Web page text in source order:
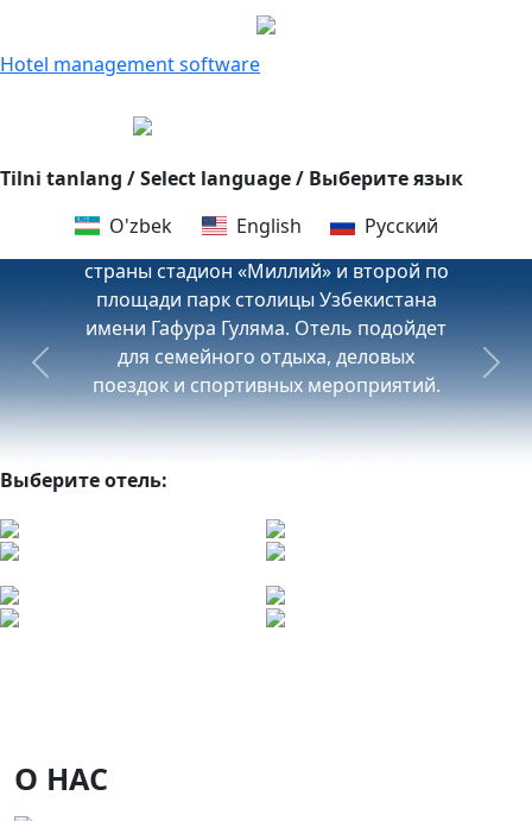
Hotel management software
Tilni tanlang / Select language / Выберите язык
O'zbek
English Русский
ROHAT CHILONZOR
Чиланзарской, одной из самых
района Ташкента. Самыми
узнаваемыми локациями вокруг отеля
являются главная футбольная арена
страны стадион «Миллий» и второй по
площади парк столицы Узбекистана
имени Гафура Гуляма. Отель подойдет
для семейного отдыха, деловых
поездок и спортивных мероприятий.
Previous Next
Выберите отель:
О НАС